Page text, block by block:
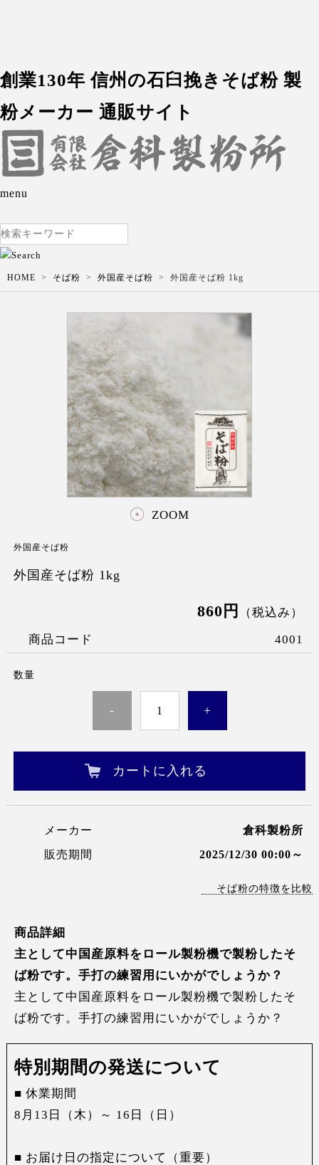
創業130年 信州の石臼挽きそば粉 製
粉メーカー 通販サイト
menu
HOME そば粉 外国産そば粉 外国産そば粉 1kg
ZOOM
外国産そば粉
外国産そば粉 1kg
860円
（税込み）
商品コード
4001
数量
- +
カートに入れる
メーカー
倉科製粉所
販売期間
2025/12/30 00:00～
そば粉の特徴を比較
商品詳細
主として中国産原料をロール製粉機で製粉したそ
ば粉です。手打の練習用にいかがでしょうか？
主として中国産原料をロール製粉機で製粉したそ
ば粉です。手打の練習用にいかがでしょうか？
特別期間の発送について
■ 休業期間
8月13日（木）～ 16日（日）
■ お届け日の指定について（重要）